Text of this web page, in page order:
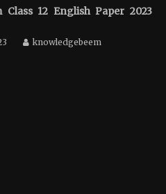
Class 12 English Paper 2023
knowledgebeem